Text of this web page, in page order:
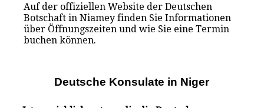
Auf der offiziellen Website der Deutschen
Botschaft in Niamey finden Sie Informationen
über Öffnungszeiten und wie Sie eine Termin
buchen können.
Deutsche Konsulate in Niger